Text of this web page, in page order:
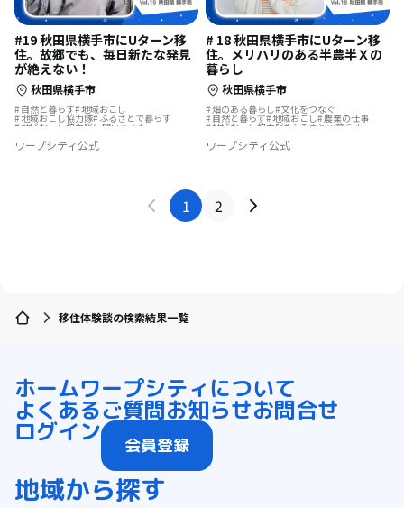
#19 秋田県横手市にUターン移
住。故郷でも、毎日新たな発見
が絶えない！
秋田県横手市
自然と暮らす 地域おこし
地域おこし協力隊 ふるさとで暮らす
地域おこし協力隊に聞いてみた
ワープシティ公式
# 18 秋田県横手市にUターン移
住。メリハリのある半農半Ｘの
暮らし
秋田県横手市
畑のある暮らし 文化をつなぐ
自然と暮らす 地域おこし 農業の仕事
地域おこし協力隊 ふるさとで暮らす
地域おこし協力隊に聞いてみた
ワープシティ公式
1 2
移住体験談の検索結果一覧
ホームワープシティについて
よくあるご質問お知らせお問合せ
ログイン 会員登録
地域から探す